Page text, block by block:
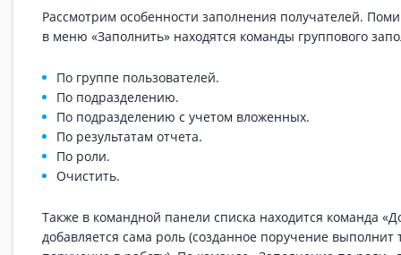
Рассмотрим особенности заполнения получателей.
в меню «Заполнить» находятся команды группового
По группе пользователей.
По подразделению.
По подразделению с учетом вложенных.
По результатам отчета.
По роли.
Очистить.
Также в командной панели списка находится команда
добавляется сама роль (созданное поручение